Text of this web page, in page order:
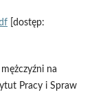
[dostęp:
na
Pracy i Spraw